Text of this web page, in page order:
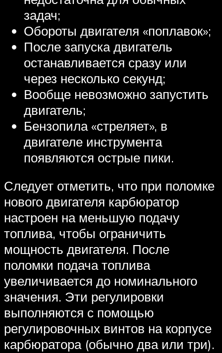
задач;
Обороты двигателя «поплавок»;
После запуска двигатель
останавливается сразу или
через несколько секунд;
Вообще невозможно запустить
двигатель;
Бензопила «стреляет», в
двигателе инструмента
появляются острые пики.
Следует отметить, что при поломке
нового двигателя карбюратор
настроен на меньшую подачу
топлива, чтобы ограничить
мощность двигателя. После
поломки подача топлива
увеличивается до номинального
значения. Эти регулировки
выполняются с помощью
регулировочных винтов на корпусе
карбюратора (обычно два или три).